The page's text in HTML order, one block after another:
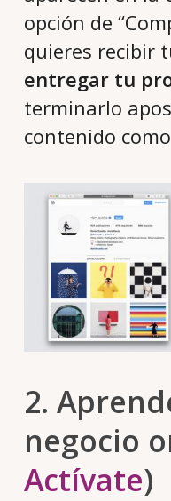
opción de
quieres recibir
entregar tu
terminarlo
contenido
2.
negocio
Actívate)